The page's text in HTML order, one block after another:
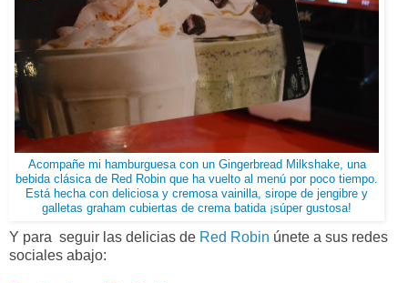
Acompañe mi hamburguesa con un Gingerbread Milkshake, una
bebida clásica de Red Robin que ha vuelto al menú por poco tiempo.
Está hecha con deliciosa y cremosa vainilla, sirope de jengibre y
galletas graham cubiertas de crema batida ¡súper gustosa!
Y para seguir las delicias de Red Robin únete a sus redes
sociales abajo: